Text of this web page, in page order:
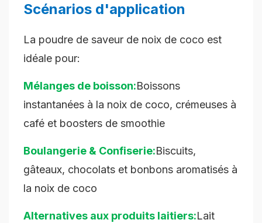
Scénarios d'application
La poudre de saveur de noix de coco est
idéale pour:
Mélanges de boisson:Boissons
instantanées à la noix de coco, crémeuses à
café et boosters de smoothie
Boulangerie & Confiserie:Biscuits,
gâteaux, chocolats et bonbons aromatisés à
la noix de coco
Alternatives aux produits laitiers:Lait